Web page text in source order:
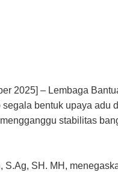
2025] – Lembaga
bentuk upaya adu
stabilitas
S.Ag, SH. MH,